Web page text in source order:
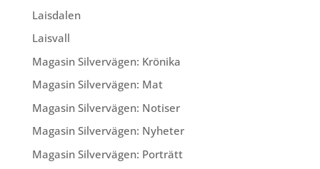
Laisdalen
Laisvall
Magasin Silvervägen: Krönika
Magasin Silvervägen: Mat
Magasin Silvervägen: Notiser
Magasin Silvervägen: Nyheter
Magasin Silvervägen: Porträtt